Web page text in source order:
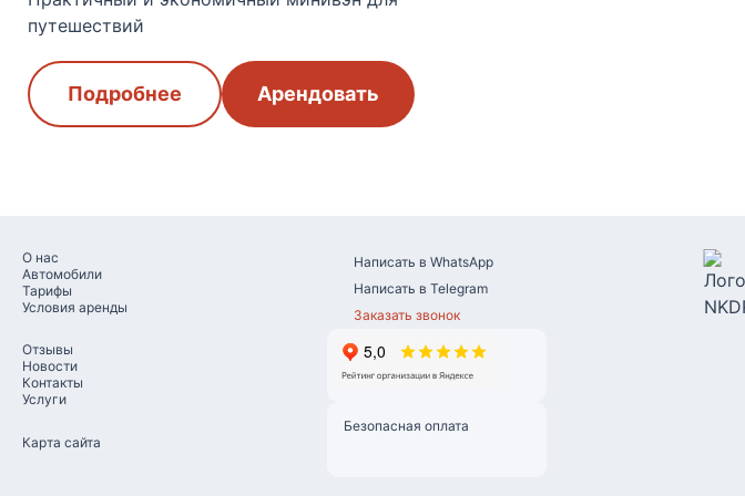
путешествий
Подробнее Арендовать
О наc
Автомобили
Тарифы
Условия аренды
Отзывы
Новости
Контакты
Услуги
Карта сайта
Написать в WhatsApp
Написать в Telegram
Заказать звонок
Безопасная оплата